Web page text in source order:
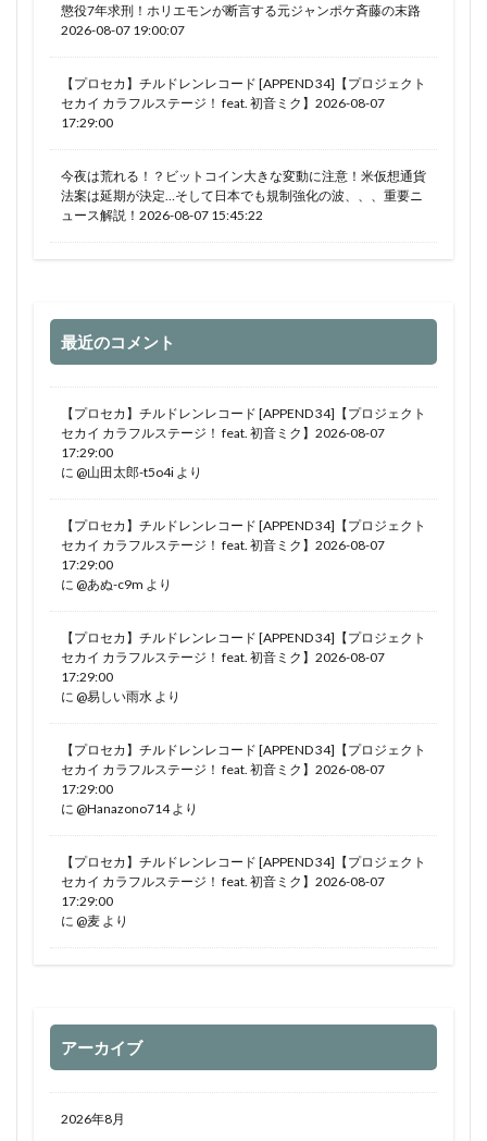
懲役7年求刑！ホリエモンが断言する元ジャンポケ斉藤の末路
2026-08-07 19:00:07
【プロセカ】チルドレンレコード [APPEND 34]【プロジェクト
セカイ カラフルステージ！ feat. 初音ミク】2026-08-07
17:29:00
今夜は荒れる！？ビットコイン大きな変動に注意！米仮想通貨
法案は延期が決定…そして日本でも規制強化の波、、、重要ニ
ュース解説！2026-08-07 15:45:22
最近のコメント
【プロセカ】チルドレンレコード [APPEND 34]【プロジェクト
セカイ カラフルステージ！ feat. 初音ミク】2026-08-07
17:29:00
に @山田太郎-t5o4i より
【プロセカ】チルドレンレコード [APPEND 34]【プロジェクト
セカイ カラフルステージ！ feat. 初音ミク】2026-08-07
17:29:00
に @あぬ-c9m より
【プロセカ】チルドレンレコード [APPEND 34]【プロジェクト
セカイ カラフルステージ！ feat. 初音ミク】2026-08-07
17:29:00
に @易しい雨水 より
【プロセカ】チルドレンレコード [APPEND 34]【プロジェクト
セカイ カラフルステージ！ feat. 初音ミク】2026-08-07
17:29:00
に @Hanazono714より
【プロセカ】チルドレンレコード [APPEND 34]【プロジェクト
セカイ カラフルステージ！ feat. 初音ミク】2026-08-07
17:29:00
に @麦 より
アーカイブ
2026年8月